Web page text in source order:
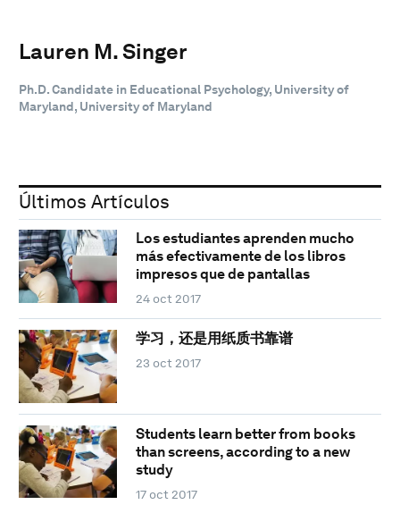
Lauren M. Singer
Ph.D. Candidate in Educational Psychology, University of
Maryland, University of Maryland
Últimos Artículos
Los estudiantes aprenden mucho
más efectivamente de los libros
impresos que de pantallas
24 oct 2017
学习，还是用纸质书靠谱
23 oct 2017
Students learn better from books
than screens, according to a new
study
17 oct 2017